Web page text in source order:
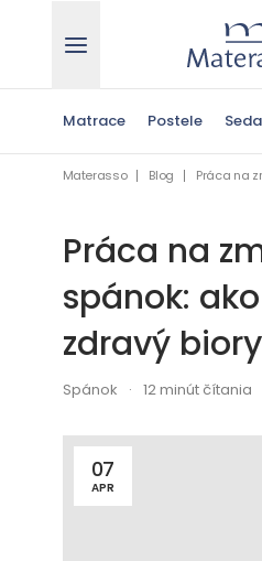
Matrace Postele
Materasso Blog
Práca na
spánok:
zdravý
Spánok 12 minút čítania
07
APR